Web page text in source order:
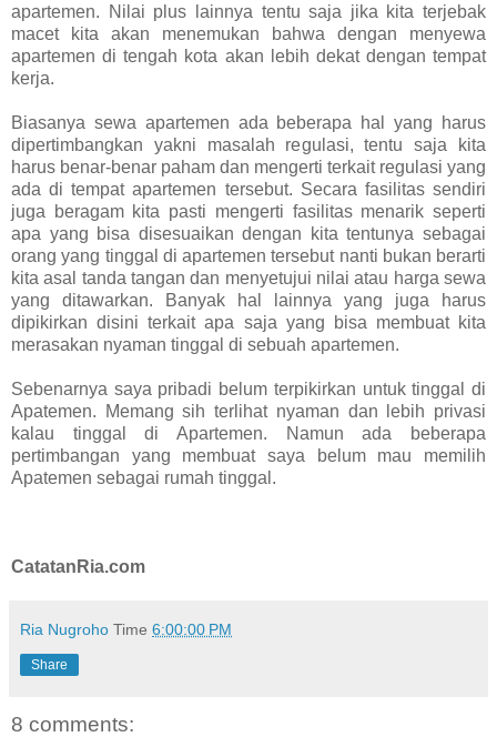
apartemen. Nilai plus lainnya tentu saja jika kita terjebak
macet kita akan menemukan bahwa dengan menyewa
apartemen di tengah kota akan lebih dekat dengan tempat
kerja.
Biasanya sewa apartemen ada beberapa hal yang harus
dipertimbangkan yakni masalah regulasi, tentu saja kita
harus benar-benar paham dan mengerti terkait regulasi yang
ada di tempat apartemen tersebut. Secara fasilitas sendiri
juga beragam kita pasti mengerti fasilitas menarik seperti
apa yang bisa disesuaikan dengan kita tentunya sebagai
orang yang tinggal di apartemen tersebut nanti bukan berarti
kita asal tanda tangan dan menyetujui nilai atau harga sewa
yang ditawarkan. Banyak hal lainnya yang juga harus
dipikirkan disini terkait apa saja yang bisa membuat kita
merasakan nyaman tinggal di sebuah apartemen.
Sebenarnya saya pribadi belum terpikirkan untuk tinggal di
Apatemen. Memang sih terlihat nyaman dan lebih privasi
kalau tinggal di Apartemen. Namun ada beberapa
pertimbangan yang membuat saya belum mau memilih
Apatemen sebagai rumah tinggal.
CatatanRia.com
Ria Nugroho Time 6:00:00 PM
Share
8 comments: